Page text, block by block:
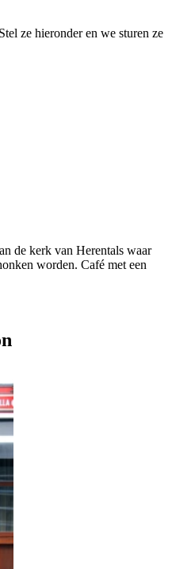
ze hieronder en we sturen ze
de kerk van Herentals waar
worden. Café met een